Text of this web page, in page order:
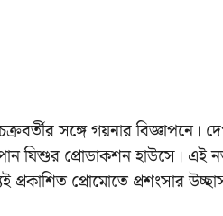
সঙ্গে গয়নার বিজ্ঞাপনে।
যিশুর প্রোডাকশন হাউসে। এই
প্রকাশিত প্রোমোতে প্রশংসার